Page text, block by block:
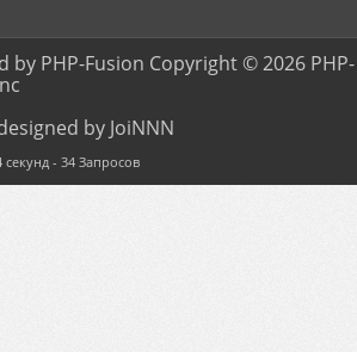
by PHP-Fusion Copyright © 2026 PHP-
by JoiNNN
секунд - 34 Запросов